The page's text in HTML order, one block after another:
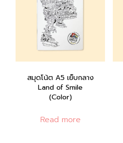
สมุดโน้ต A5 เย็บกลาง
Land of Smile
(Color)
Read more